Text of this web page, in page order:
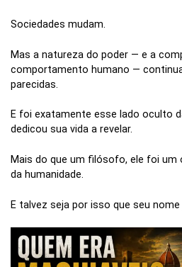
Sociedades mudam.
Mas a natureza do poder — e a
comportamento humano —
parecidas.
E foi exatamente esse lado oculto
dedicou sua vida a revelar.
Mais do que um filósofo, ele foi
da humanidade.
E talvez seja por isso que seu